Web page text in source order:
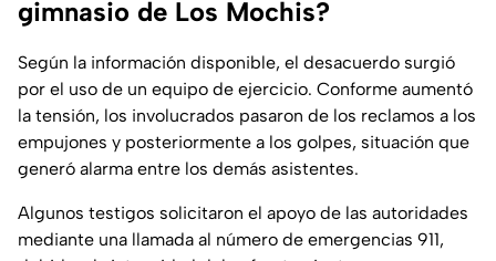
gimnasio de Los Mochis?
Según la información disponible, el desacuerdo surgió
por el uso de un equipo de ejercicio. Conforme aumentó
la tensión, los involucrados pasaron de los reclamos a los
empujones y posteriormente a los golpes, situación que
generó alarma entre los demás asistentes.
Algunos testigos solicitaron el apoyo de las autoridades
mediante una llamada al número de emergencias 911,